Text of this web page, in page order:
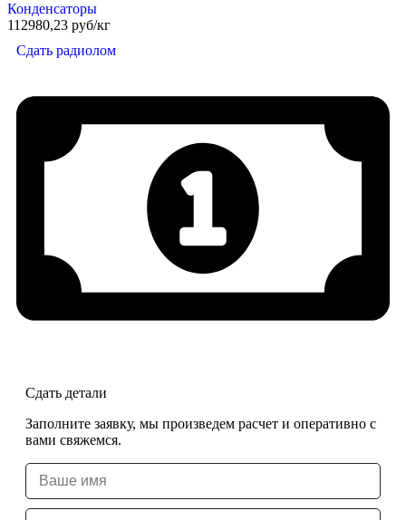
Конденсаторы
112980,23 руб/кг
Сдать радиолом
Сдать детали
Заполните заявку, мы произведем расчет и оперативно с
вами свяжемся.